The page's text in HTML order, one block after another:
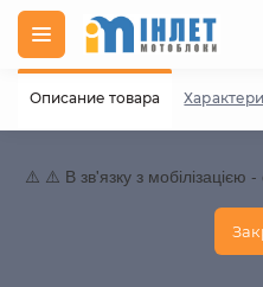
⚠️ ⚠️ В зв'язку з мобілізацією
Описание товара